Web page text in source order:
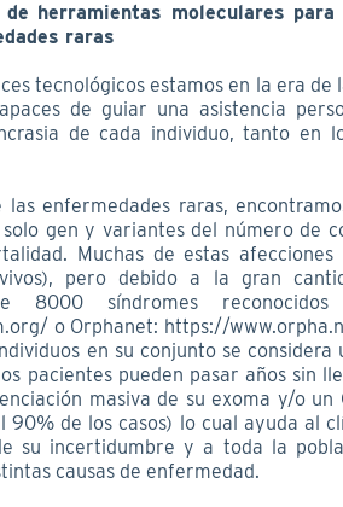
de herramientas moleculares
raras
tecnológicos estamos en la era de
de guiar una asistencia
de cada individuo, tanto en
enfermedades raras,
gen y variantes del número de
Muchas de estas
pero debido a la gran
8000 síndromes
o Orphanet: https://
en su conjunto se considera
pacientes pueden pasar años sin
masiva de su exoma y/o un
90% de los casos) lo cual ayuda al
su incertidumbre y a toda la
causas de enfermedad.